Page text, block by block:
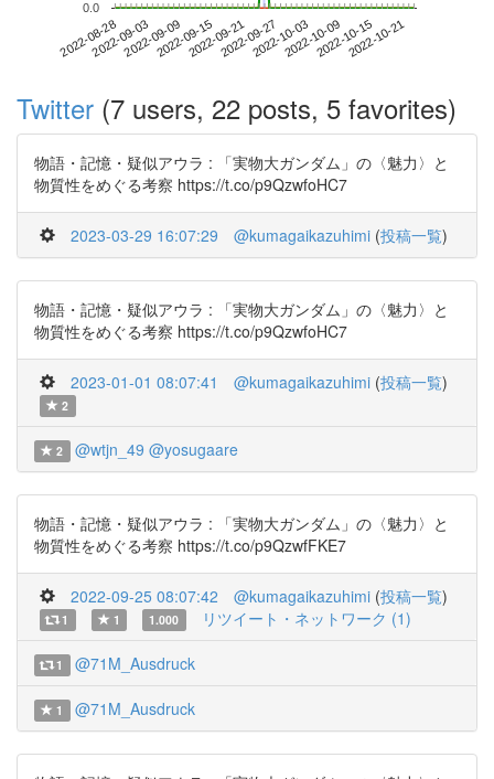
2022-08-282022-09-032022-09-092022-09-152022-09-212022-09-272022-10-032022-10-092022-10-152022-10-21
0.0
Twitter (7 users, 22 posts, 5 favorites)
物語・記憶・疑似アウラ : 「実物大ガンダム」の〈魅力〉と
物質性をめぐる考察 https://t.co/p9QzwfoHC7
2023-03-29 16:07:29 @kumagaikazuhimi (投稿一覧)
物語・記憶・疑似アウラ : 「実物大ガンダム」の〈魅力〉と
物質性をめぐる考察 https://t.co/p9QzwfoHC7
2023-01-01 08:07:41 @kumagaikazuhimi (投稿一覧)
2
2 @wtjn_49 @yosugaare
物語・記憶・疑似アウラ : 「実物大ガンダム」の〈魅力〉と
物質性をめぐる考察 https://t.co/p9QzwfFKE7
2022-09-25 08:07:42 @kumagaikazuhimi (投稿一覧)
1 1 1.000 リツイート・ネットワーク (1)
1 @71M_Ausdruck
1 @71M_Ausdruck